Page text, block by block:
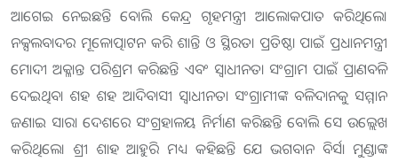
ଆଗେଇ ନେଇଛନ୍ତି ବୋଲି କେନ୍ଦ୍ର ଗୃହମନ୍ତ୍ରୀ ଆଲୋକପାତ କରିଥିଲେ।
ନକ୍ସଲବାଦର ମୂଳୋତ୍ପାଟନ କରି ଶାନ୍ତି ଓ ସ୍ଥିରତା ପ୍ରତିଷ୍ଠା ପାଇଁ ପ୍ରଧାନମନ୍ତ୍ରୀ
ମୋଦୀ ଅକ୍ଳାନ୍ତ ପରିଶ୍ରମ କରିଛନ୍ତି ଏବଂ ସ୍ୱାଧୀନତା ସଂଗ୍ରାମ ପାଇଁ ପ୍ରାଣବଳି
ଦେଇଥିବା ଶହ ଶହ ଆଦିବାସୀ ସ୍ୱାଧୀନତା ସଂଗ୍ରାମୀଙ୍କ ବଳିଦାନକୁ ସମ୍ମାନ
ଜଣାଇ ସାରା ଦେଶରେ ସଂଗ୍ରହାଳୟ ନିର୍ମାଣ କରିଛନ୍ତି ବୋଲି ସେ ଉଲ୍ଲେଖ
କରିଥିଲେ। ଶ୍ରୀ ଶାହ ଆହୁରି ମଧ୍ୟ କହିଛନ୍ତି ଯେ ଭଗବାନ ବିର୍ସା ମୁଣ୍ଡାଙ୍କ